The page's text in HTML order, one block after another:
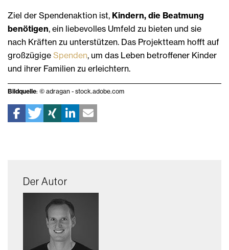
Ziel der Spendenaktion ist, Kindern, die Beatmung
benötigen, ein liebevolles Umfeld zu bieten und sie
nach Kräften zu unterstützen. Das Projektteam hofft auf
großzügige Spenden, um das Leben betroffener Kinder
und ihrer Familien zu erleichtern.
Bildquelle: © adragan - stock.adobe.com
Der Autor